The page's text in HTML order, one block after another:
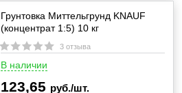
Грунтовка Миттельгрунд KNAUF
(концентрат 1:5) 10 кг
3 отзыва
В наличии
123,65 руб./шт.